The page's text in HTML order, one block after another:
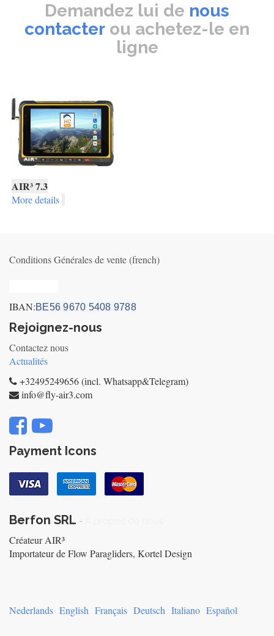
Demandez lui de nous
contacter ou achetez-le en
ligne
AIR³ 7.3
More details
Conditions Générales de vente (french)
IBAN:BE56 9670 5408 9788
Rejoignez-nous
Contactez nous
Actualités
+32495249656 (incl. Whatsapp&Telegram)
info@fly-air3.com
Payment Icons
Berfon SRL -
Créateur AIR³
Importateur de Flow Paragliders, Kortel Design
Nederlands English Français Deutsch Italiano Español